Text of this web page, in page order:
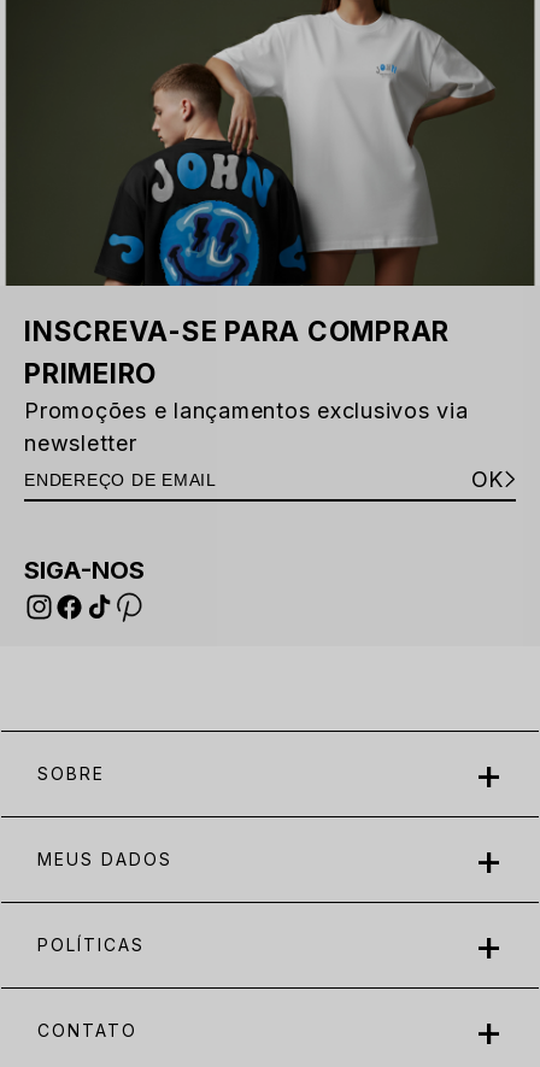
INSCREVA-SE PARA COMPRAR
PRIMEIRO
Promoções e lançamentos exclusivos via
newsletter
OK
SIGA-NOS
SOBRE
MEUS DADOS
POLÍTICAS
CONTATO